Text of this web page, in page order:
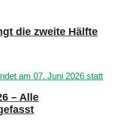
die zweite Hälfte
– Alle